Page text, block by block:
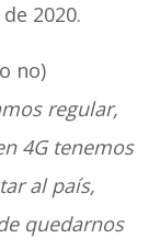
2020.
no)
regular,
4G tenemos
al país,
quedarnos